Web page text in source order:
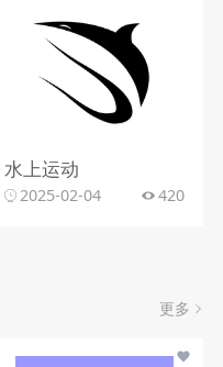
水上运动
2025-02-04 420
更多